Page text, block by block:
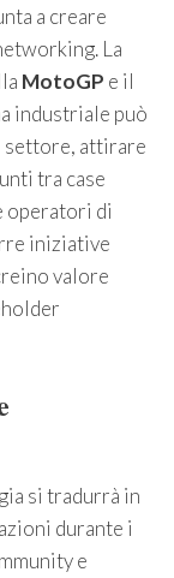
a creare
La
MotoGP e il
industriale può
settore, attirare
tra case
di
iniziative
valore
si tradurrà in
durante i
e